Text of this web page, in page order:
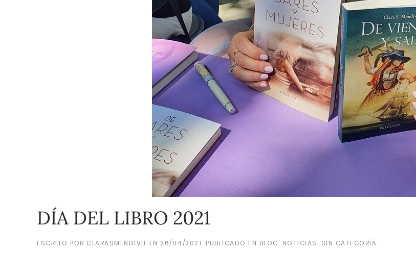
DÍA DEL LIBRO 2021
ESCRITO POR CLARASMENDIVIL EN 26/04/2021. PUBLICADO EN BLOG NOTICIAS SIN CATEGORÍA.